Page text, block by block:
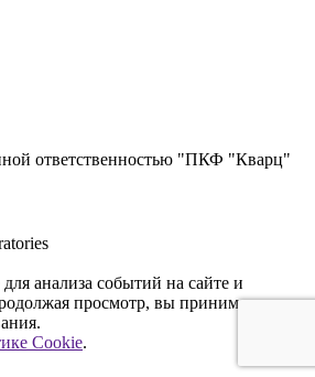
ответственностью "ПКФ "Кварц"
анализа событий на сайте и
просмотр, вы принимаете
Cookie.